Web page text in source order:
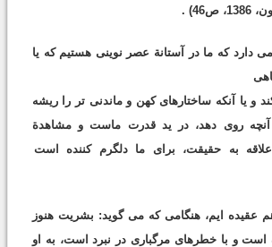
ص46)
.
دارد که ما در آستانة عصر نوینی هستیم که یا
و یا آنکه ساختارهای کهن و ماندنی تر را ریشه
روی دهد، در ید قدرت ماست و مشاهدة
به حقیقت، برای ما دلگرم کننده است
عقیده ایم، هنگامی که می گوید: بشریت هنوز
است و با خطرهای مرگباری در نبرد است، به او